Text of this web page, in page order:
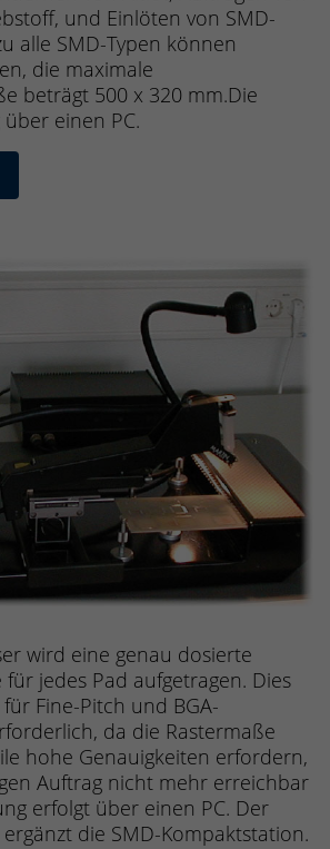
und Einlöten von SMD-
alle SMD-Typen können
die maximale
beträgt 500 x 320 mm.Die
einen PC.
wird eine genau dosierte
jedes Pad aufgetragen. Dies
Fine-Pitch und BGA-
da die Rastermaße
hohe Genauigkeiten erfordern,
Auftrag nicht mehr erreichbar
erfolgt über einen PC. Der
die SMD-Kompaktstation.